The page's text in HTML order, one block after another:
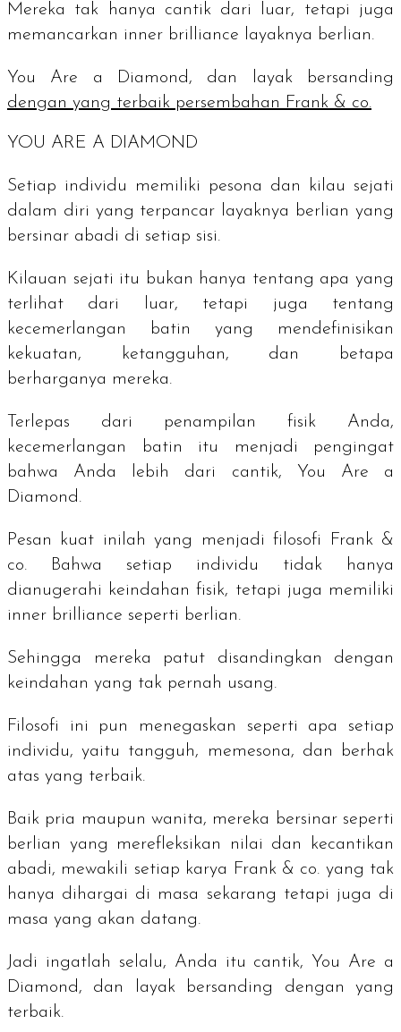
Mereka tak hanya cantik dari luar, tetapi juga
memancarkan inner brilliance layaknya berlian.
You Are a Diamond, dan layak bersanding
dengan yang terbaik persembahan Frank & co.
YOU ARE A DIAMOND
Setiap individu memiliki pesona dan kilau sejati
dalam diri yang terpancar layaknya berlian yang
bersinar abadi di setiap sisi.
Kilauan sejati itu bukan hanya tentang apa yang
terlihat dari luar, tetapi juga tentang
kecemerlangan batin yang mendefinisikan
kekuatan, ketangguhan, dan betapa
berharganya mereka.
Terlepas dari penampilan fisik Anda,
kecemerlangan batin itu menjadi pengingat
bahwa Anda lebih dari cantik, You Are a
Diamond .
Pesan kuat inilah yang menjadi filosofi Frank &
co. Bahwa setiap individu tidak hanya
dianugerahi keindahan fisik, tetapi juga memiliki
inner brilliance seperti berlian.
Sehingga mereka patut disandingkan dengan
keindahan yang tak pernah usang.
Filosofi ini pun menegaskan seperti apa setiap
individu, yaitu tangguh, memesona, dan berhak
atas yang terbaik.
Baik pria maupun wanita, mereka bersinar seperti
berlian yang merefleksikan nilai dan kecantikan
abadi, mewakili setiap karya Frank & co. yang tak
hanya dihargai di masa sekarang tetapi juga di
masa yang akan datang.
Jadi ingatlah selalu, Anda itu cantik, You Are a
Diamond , dan layak bersanding dengan yang
terbaik.